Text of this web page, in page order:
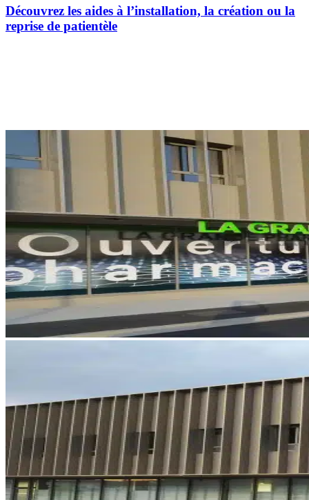
Découvrez les aides à l’installation, la création ou la
reprise de patientèle